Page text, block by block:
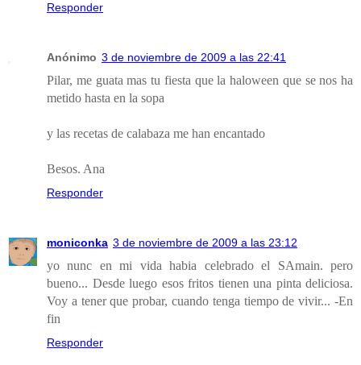
Responder
Anónimo 3 de noviembre de 2009 a las 22:41
Pilar, me guata mas tu fiesta que la haloween que se nos ha
metido hasta en la sopa
y las recetas de calabaza me han encantado
Besos. Ana
Responder
moniconka 3 de noviembre de 2009 a las 23:12
yo nunc en mi vida habia celebrado el SAmain. pero
bueno... Desde luego esos fritos tienen una pinta deliciosa.
Voy a tener que probar, cuando tenga tiempo de vivir... -En
fin
Responder